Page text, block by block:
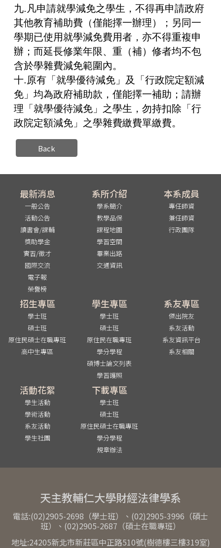
九.凡申請就學減免之學生，不得再申請政府
其他教育補助費（僅能擇一辦理）；另同一
學期已使用就學減免費用者，亦不得重複申
辦；而延長修業年限、重（補）修者均不包
含於學雜費減免範圍內。
十.原有「就學優待減免」及「行政院定額減
免」均為政府補助款，僅能擇一補助；請辦
理「就學優待減免」之學生，勿持扣除「行
政院定額減免」之學雜費繳費單繳費。
Back
最新消息
一般公告
活動公告
讀書會/課輔
獎助學金
實習/徵才
國際交流
電子報
榮譽榜
系所介紹
學系簡介
教學品保
課程地圖
學習空間
畢業出路
交通資訊
本系成員
專任師資
兼任師資
行政團隊
招生專區
學士班
碩士班
原住民碩士在職專班
高中生專區
學生專區
學士班
碩士班
原住民在職專班
學分學程
碩博士論文列表
學習護照
系友專區
傑出院友
系友活動
系友資訊平台
系友相關
活動花絮
學生活動
學術活動
系友活動
學生社團
下載專區
學士班
碩士班
原住民碩士在職專班
學分學程
規章辦法
天主教輔仁大學財經法律學系
電話:(02)2905-2698（學士班）、(02)2905-3996（碩士
班）、(02)2905-2687（碩士在職專班）
地址:24205新北市新莊區中正路510號(樹德樓三樓319室)